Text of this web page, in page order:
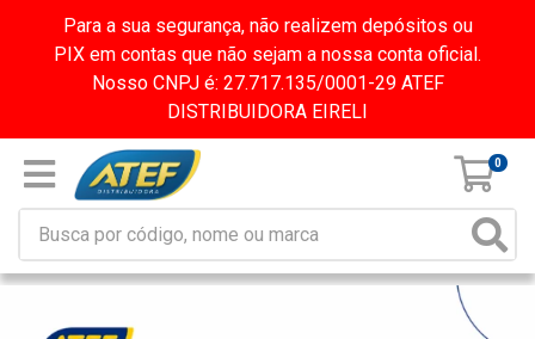
Para a sua segurança, não realizem depósitos ou
PIX em contas que não sejam a nossa conta oficial.
Nosso CNPJ é: 27.717.135/0001-29 ATEF
DISTRIBUIDORA EIRELI
0